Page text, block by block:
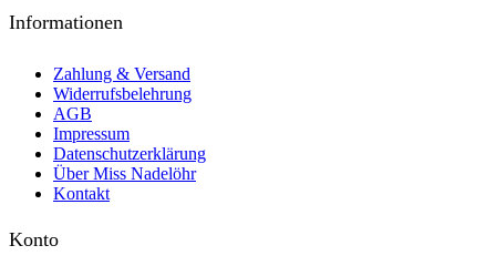
Informationen
Zahlung & Versand
Widerrufsbelehrung
AGB
Impressum
Datenschutzerklärung
Über Miss Nadelöhr
Kontakt
Konto